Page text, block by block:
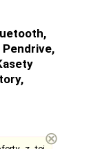
Pendrive,
⊗